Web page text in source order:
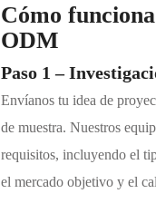
Cómo
ODM
Paso 1 –
Envíanos tu idea de
de muestra. Nuestros
requisitos, incluyendo el
el mercado objetivo y el